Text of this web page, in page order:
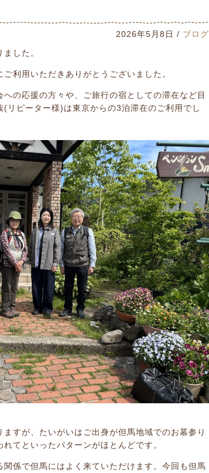
2026年5月8日 / ブログ
した。
利用いただきありがとうございました。
の応援の方々や、ご旅行の宿としての滞在など目
リピーター様)は東京からの3泊滞在のご利用でし
すが、たいがいはご出身が但馬地域でのお墓参り
てといったパターンがほとんどです。
係で但馬にはよく来ていただけます。今回も但馬